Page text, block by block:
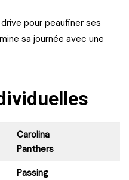
pour peaufiner ses
sa journée avec une
Carolina
Panthers
Passing